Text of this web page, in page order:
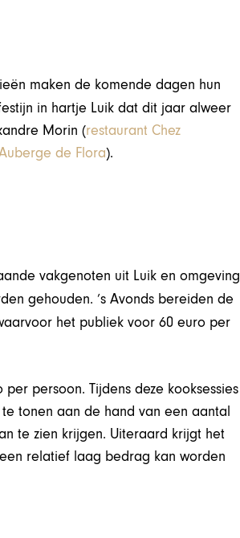
maken de komende dagen hun
in hartje Luik dat dit jaar alweer
Morin (restaurant Chez
de Flora).
vakgenoten uit Luik en omgeving
gehouden. ’s Avonds bereiden de
het publiek voor 60 euro per
persoon. Tijdens deze kooksessies
tonen aan de hand van een aantal
te zien krijgen. Uiteraard krijgt het
relatief laag bedrag kan worden